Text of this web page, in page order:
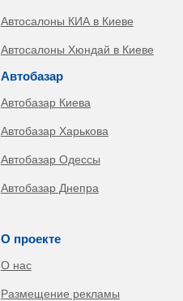
Автосалоны КИА в Киеве
Автосалоны Хюндай в Киеве
Автобазар
Автобазар Киева
Автобазар Харькова
Автобазар Одессы
Автобазар Днепра
О проекте
О нас
Размещение рекламы